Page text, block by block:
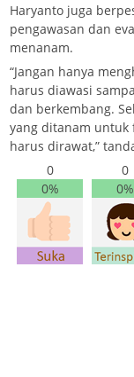
Haryanto juga
pengawasan dan
menanam.
“Jangan hanya
harus diawasi
dan berkembang.
yang ditanam
harus dirawat,”
0
0%
0
0%